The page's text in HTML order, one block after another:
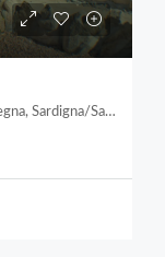
Porto Rotondo, Olbia, Gallura Nord-Est Sardegna, Sardigna/Sardegna, 07026, Italia